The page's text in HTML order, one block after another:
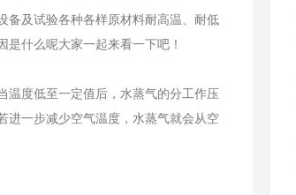
备及试验各种各样原材料耐高温、耐低
什么呢大家一起来看一下吧！
温度低至一定值后，水蒸气的分工作压
进一步减少空气温度，水蒸气就会从空